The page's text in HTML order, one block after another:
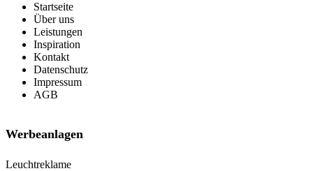
Startseite
Über uns
Leistungen
Inspiration
Kontakt
Datenschutz
Impressum
AGB
Werbeanlagen
Leuchtreklame